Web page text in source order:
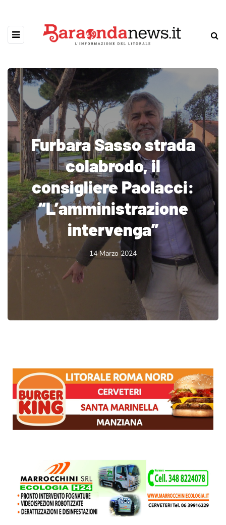
Furbara Sasso strada
colabrodo, il
consigliere Paolacci:
“L’amministrazione
intervenga”
14 Marzo 2024